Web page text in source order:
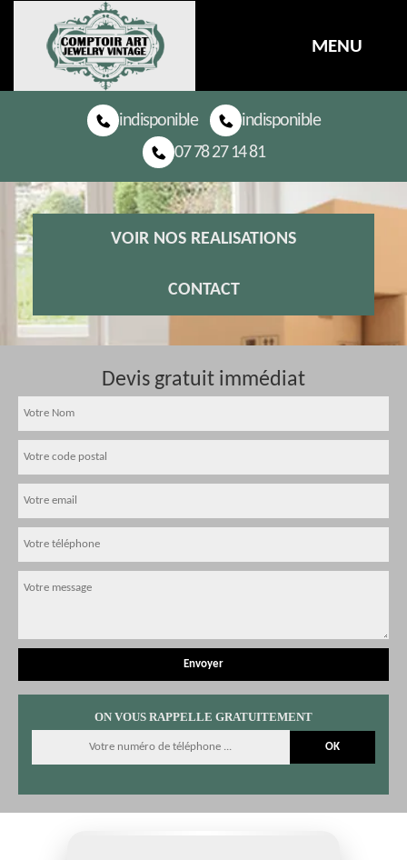
MENU
indisponible
indisponible
07 78 27 14 81
VOIR NOS REALISATIONS
CONTACT
Devis gratuit immédiat
ON VOUS RAPPELLE GRATUITEMENT